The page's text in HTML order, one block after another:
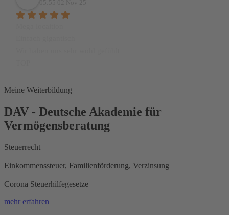
Meine Weiterbildung
DAV - Deutsche Akademie für
Vermögensberatung
Steuerrecht
Einkommenssteuer, Familienförderung, Verzinsung
Corona Steuerhilfegesetze
mehr erfahren